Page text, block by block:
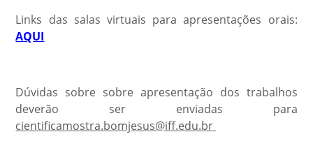
Links das salas virtuais para apresentações orais:
AQUI
Dúvidas sobre sobre apresentação dos trabalhos
deverão ser enviadas para
cientificamostra.bomjesus@iff.edu.br